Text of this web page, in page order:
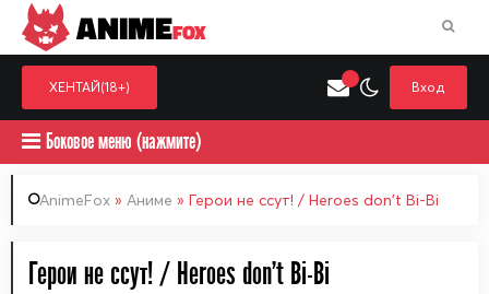
Выберите одну категорию для поиска
ANIMEFOX
ХЕНТАЙ(18+) Вход
Боковое меню (нажмите)
AnimeFox » Аниме » Герои не ссут! / Heroes don't Bi-Bi
Герои не ссут! / Heroes don't Bi-Bi